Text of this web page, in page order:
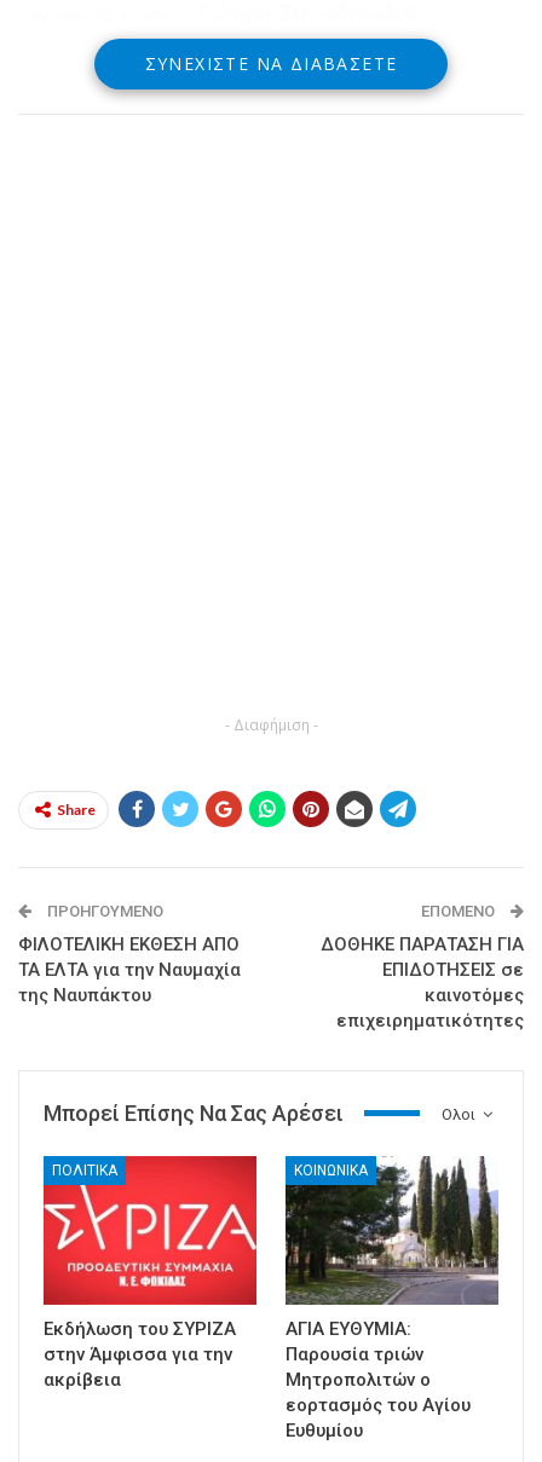
Μέλος :Παναγιώτης Καραστάθης
ΣΥΝΕΧΊΣΤΕ ΝΑ ΔΙΑΒΆΣΕΤΕ
- Διαφήμιση -
Share
ΠΡΟΗΓΟΎΜΕΝΟ
ΦΙΛΟΤΕΛΙΚΗ ΕΚΘΕΣΗ ΑΠΟ
ΤΑ ΕΛΤΑ για την Ναυμαχία
της Ναυπάκτου
ΕΠΌΜΕΝΟ
ΔΟΘΗΚΕ ΠΑΡΑΤΑΣΗ ΓΙΑ
ΕΠΙΔΟΤΗΣΕΙΣ σε
καινοτόμες
επιχειρηματικότητες
Ολοι
Μπορεί Επίσης Να Σας Αρέσει
ΠΟΛΙΤΙΚΑ
Εκδήλωση του ΣΥΡΙΖΑ
στην Άμφισσα για την
ακρίβεια
ΚΟΙΝΩΝΙΚΑ
ΑΓΙΑ ΕΥΘΥΜΙΑ:
Παρουσία τριών
Μητροπολιτών ο
εορτασμός του Αγίου
Ευθυμίου